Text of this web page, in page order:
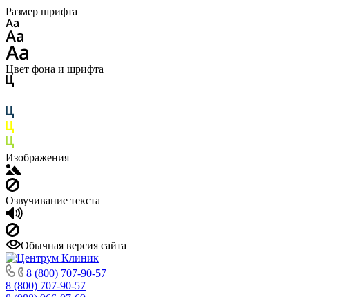
Размер шрифта
Цвет фона и шрифта
Изображения
Озвучивание текста
Обычная версия сайта
8 (800) 707-90-57
8 (800) 707-90-57